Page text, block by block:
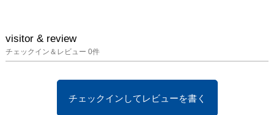
visitor & review
チェックイン＆レビュー 0件
チェックインしてレビューを書く